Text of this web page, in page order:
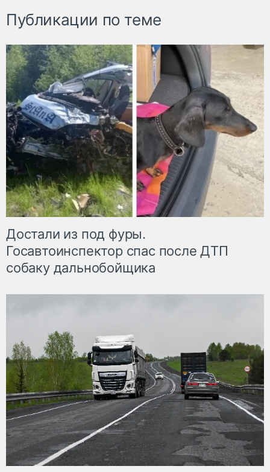
Публикации по теме
Достали из под фуры.
Госавтоинспектор спас после ДТП
собаку дальнобойщика